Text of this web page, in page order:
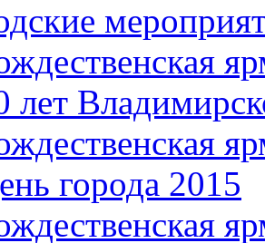
лет
города 2015